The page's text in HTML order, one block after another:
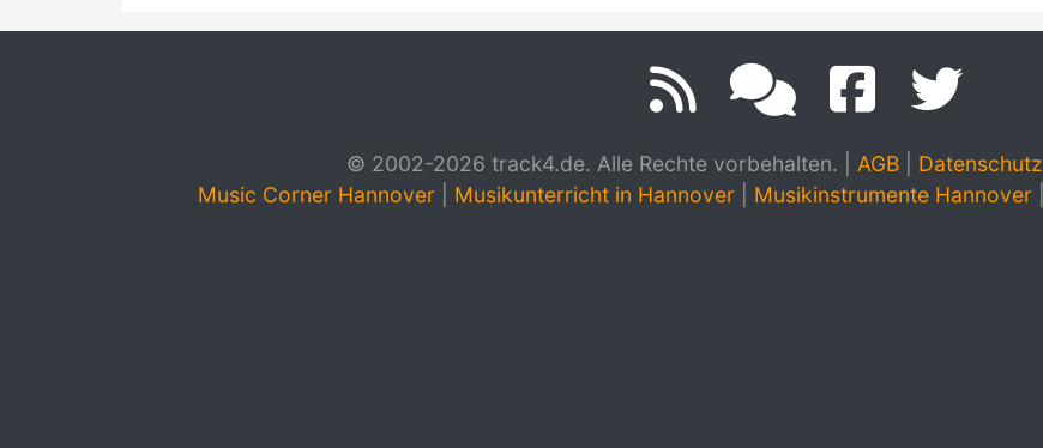
© 2002-2026 track4.de. Alle Rechte vorbehalten. AGB| Datenschutz
Music Corner Hannover
Musikunterricht in Hannover Musikinstrumente Hannover